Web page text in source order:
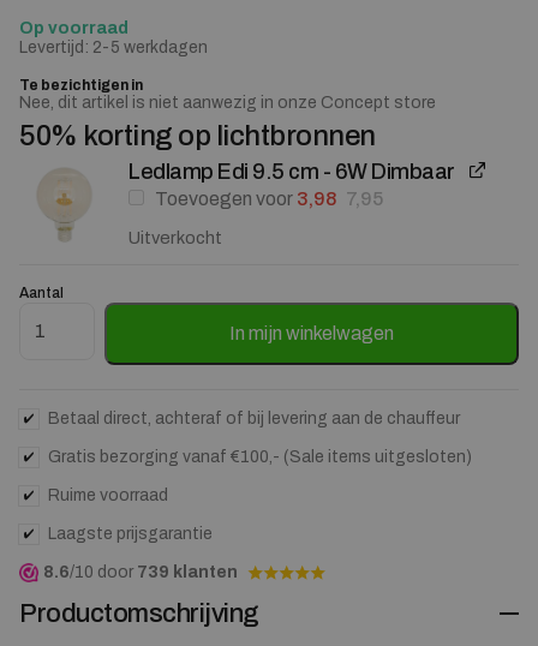
Op voorraad
Levertijd: 2-5 werkdagen
Te bezichtigen in
Nee, dit artikel is niet aanwezig in onze Concept store
50% korting op lichtbronnen
Ledlamp Edi 9.5 cm - 6W Dimbaar
Toevoegen voor 7,95
Oorspronkelijke prijs was:
3,98
Huidige prijs is: 3,98.
Uitverkocht
Aantal
Vloerlamp Zuki Linnen 71.5cm aantal
In mijn winkelwagen
Betaal direct, achteraf of bij levering aan de chauffeur
Gratis bezorging vanaf €100,- (Sale items uitgesloten)
Ruime voorraad
Laagste prijsgarantie
8.6/10 door 739 klanten
Productomschrijving